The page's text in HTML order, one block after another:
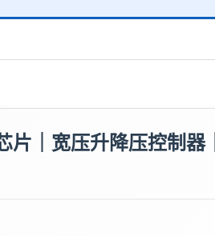
片｜宽压升降压控制器｜